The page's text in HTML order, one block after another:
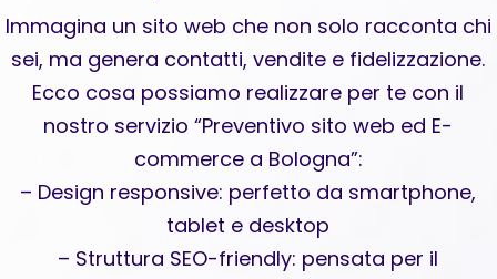
Immagina un sito web che non solo racconta chi
sei, ma genera contatti, vendite e fidelizzazione.
Ecco cosa possiamo realizzare per te con il
nostro servizio “Preventivo sito web ed E-
commerce a Bologna”:
– Design responsive: perfetto da smartphone,
tablet e desktop
– Struttura SEO-friendly: pensata per il